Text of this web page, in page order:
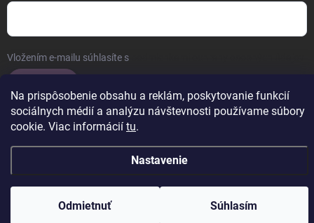
Na prispôsobenie obsahu a reklám, poskytovanie funkcií
sociálnych médií a analýzu návštevnosti používame súbory
cookie. Viac informácií tu.
Nastavenie
Odmietnuť Súhlasím
Vložením e-mailu súhlasíte s
Copyright 2026ERROW. Všetky práva vyhradené.Upraviť nastavenie
cookies